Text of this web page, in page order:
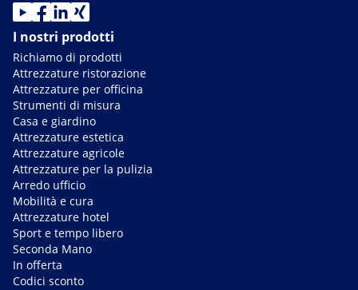
I nostri prodotti
Richiamo di prodotti
Attrezzature ristorazione
Attrezzature per officina
Strumenti di misura
Casa e giardino
Attrezzature estetica
Attrezzature agricole
Attrezzature per la pulizia
Arredo ufficio
Mobilità e cura
Attrezzature hotel
Sport e tempo libero
Seconda Mano
In offerta
Codici sconto